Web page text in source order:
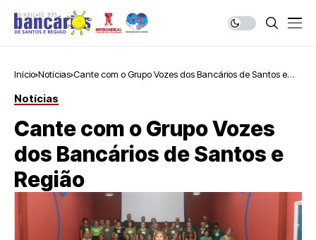
Início Notícias Cante com o Grupo Vozes dos Bancários de Santos e
Notícias
Cante com o Grupo Vozes
dos Bancários de Santos e
Região